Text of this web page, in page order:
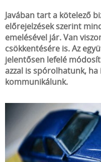
Javában tart a kötelező
előrejelzések szerint
emelésével jár. Van
csökkentésére is. Az
jelentősen lefelé
azzal is spórolhatunk,
kommunikálunk.